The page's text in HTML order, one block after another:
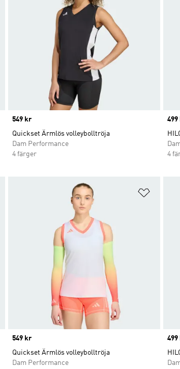
Price
549 kr
Quickset Ärmlös volleybolltröja
Dam Performance
4 färger
499
4
Lägg till på önskelistan Lägg
Price
549 kr
Quickset Ärmlös volleybolltröja
Dam Performance
499